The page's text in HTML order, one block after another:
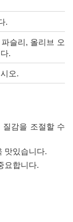
.
슬리, 올리브 오
.
오.
감을 조절할 수
맛있습니다.
요합니다.